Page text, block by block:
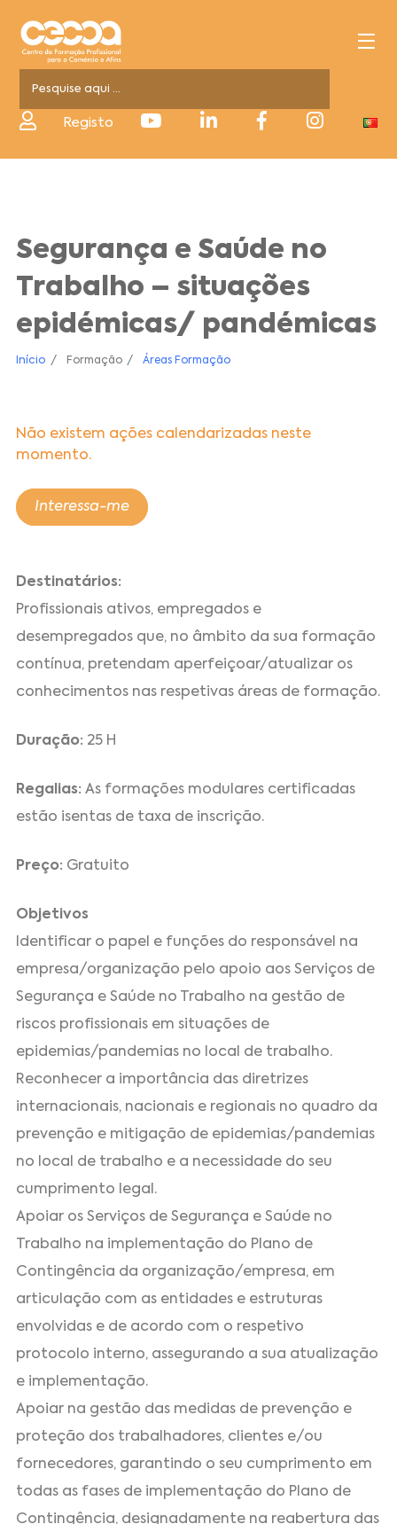
Registo
Segurança e Saúde no
Trabalho – situações
epidémicas/ pandémicas
Início Formação Áreas Formação
Não existem ações calendarizadas neste
momento.
Interessa-me
Destinatários:
Profissionais ativos, empregados e
desempregados que, no âmbito da sua formação
contínua, pretendam aperfeiçoar/atualizar os
conhecimentos nas respetivas áreas de formação.
Duração: 25 H
Regalias: As formações modulares certificadas
estão isentas de taxa de inscrição.
Preço: Gratuito
Objetivos
Identificar o papel e funções do responsável na
empresa/organização pelo apoio aos Serviços de
Segurança e Saúde no Trabalho na gestão de
riscos profissionais em situações de
epidemias/pandemias no local de trabalho.
Reconhecer a importância das diretrizes
internacionais, nacionais e regionais no quadro da
prevenção e mitigação de epidemias/pandemias
no local de trabalho e a necessidade do seu
cumprimento legal.
Apoiar os Serviços de Segurança e Saúde no
Trabalho na implementação do Plano de
Contingência da organização/empresa, em
articulação com as entidades e estruturas
envolvidas e de acordo com o respetivo
protocolo interno, assegurando a sua atualização
e implementação.
Apoiar na gestão das medidas de prevenção e
proteção dos trabalhadores, clientes e/ou
fornecedores, garantindo o seu cumprimento em
todas as fases de implementação do Plano de
Contingência, designadamente na reabertura das